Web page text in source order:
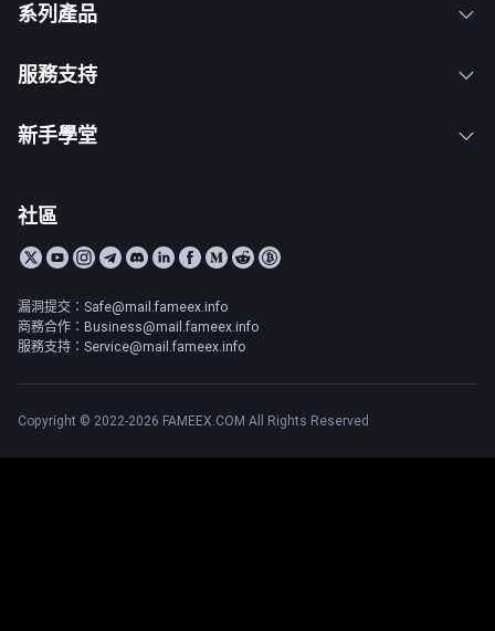
系列產品
服務支持
新手學堂
社區
漏洞提交：Safe@mail.fameex.info
商務合作：Business@mail.fameex.info
服務支持：Service@mail.fameex.info
Copyright © 2022-2026 FAMEEX.COM All Rights Reserved